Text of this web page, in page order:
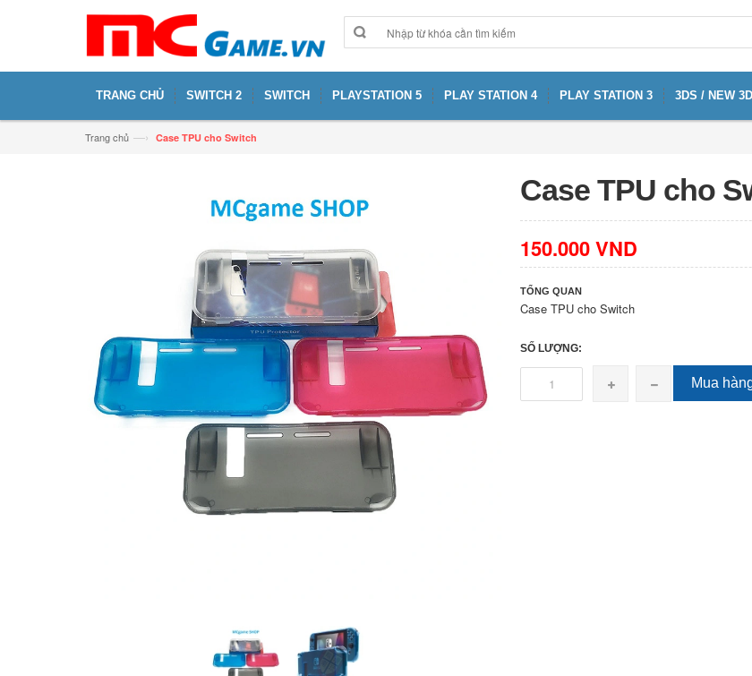
TRANG CHỦ SWITCH 2 SWITCH PLAYSTATION 5 PLAY STATION 4 PLAY STATION 3 3DS / NEW
Trang chủ —› Case TPU cho Switch
Case TPU cho
150.000 VND
TỔNG QUAN
Case TPU cho Switch
SỐ LƯỢNG:
Mua